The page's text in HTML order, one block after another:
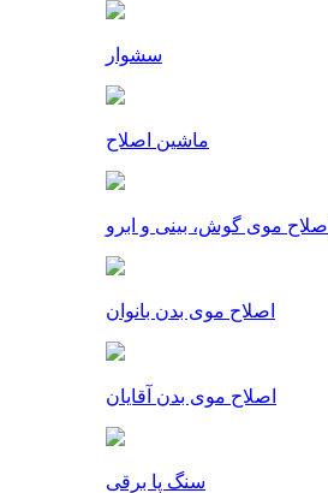
سشوار
ماشین اصلاح
اصلاح موی گوش، بینی و ابرو
اصلاح موی بدن بانوان
اصلاح موی بدن آقایان
سنگ پا برقی